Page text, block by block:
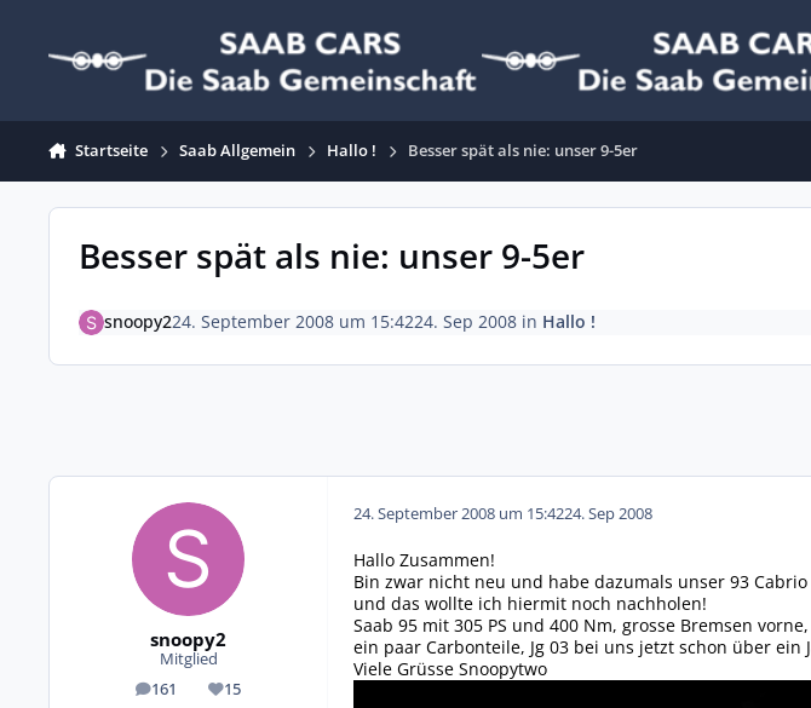
Startseite Saab Allgemein Hallo ! Besser spät als nie: unser 9-5er
Besser spät als nie: unser 9-5er
snoopy224. September 2008 um 15:4224. Sep 2008in Hallo !
snoopy2
Mitglied
161
Beiträge 15
Reputation
24. September 2008 um 15:4224. Sep 2008
Hallo Zusammen!
Bin zwar nicht neu und habe dazumals unser 93
und das wollte ich hiermit noch nachholen!
Saab 95 mit 305 PS und 400 Nm, grosse Bremsen
ein paar Carbonteile, Jg 03 bei uns jetzt schon über ein
Viele Grüsse Snoopytwo